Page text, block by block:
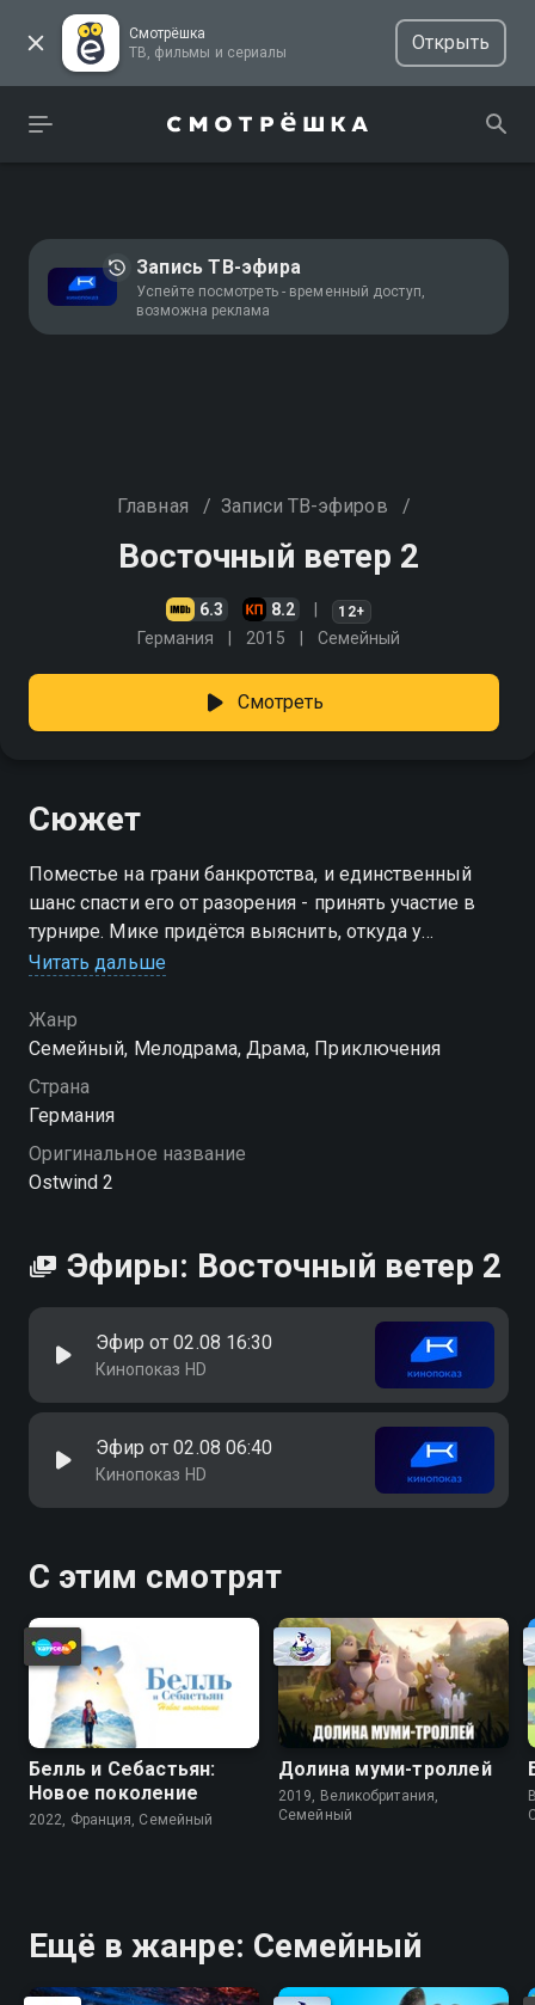
Смотрёшка
ТВ, фильмы и сериалы
Открыть
Запись ТВ-эфира
Успейте посмотреть - временный доступ,
возможна реклама
Главная / Записи ТВ-эфиров /
Восточный ветер 2
6.3 8.2 12+
Германия 2015 Cемейный
Смотреть
Сюжет
Поместье на грани банкротства, и единственный
шанс спасти его от разорения - принять участие в
турнире. Мике придётся выяснить, откуда у
Оствинда странные шрамы, и пойти на сделку с
помочь девушке выиграть…
Читать дальше
Жанр
Cемейный, Мелодрама, Драма, Приключения
Страна
Германия
Оригинальное название
Ostwind 2
Эфиры: Восточный ветер 2
Эфир от 02.08 16:30
Кинопоказ HD
Эфир от 02.08 06:40
Кинопоказ HD
С этим смотрят
Белль и Себастьян:
Новое поколение
2022, Франция, Cемейный
Долина муми-троллей
2019, Великобритания,
Cемейный
Ещё в жанре: Cемейный